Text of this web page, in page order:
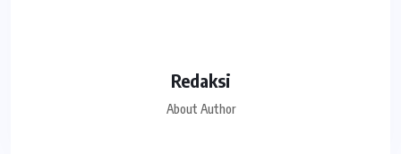
Redaksi
About Author